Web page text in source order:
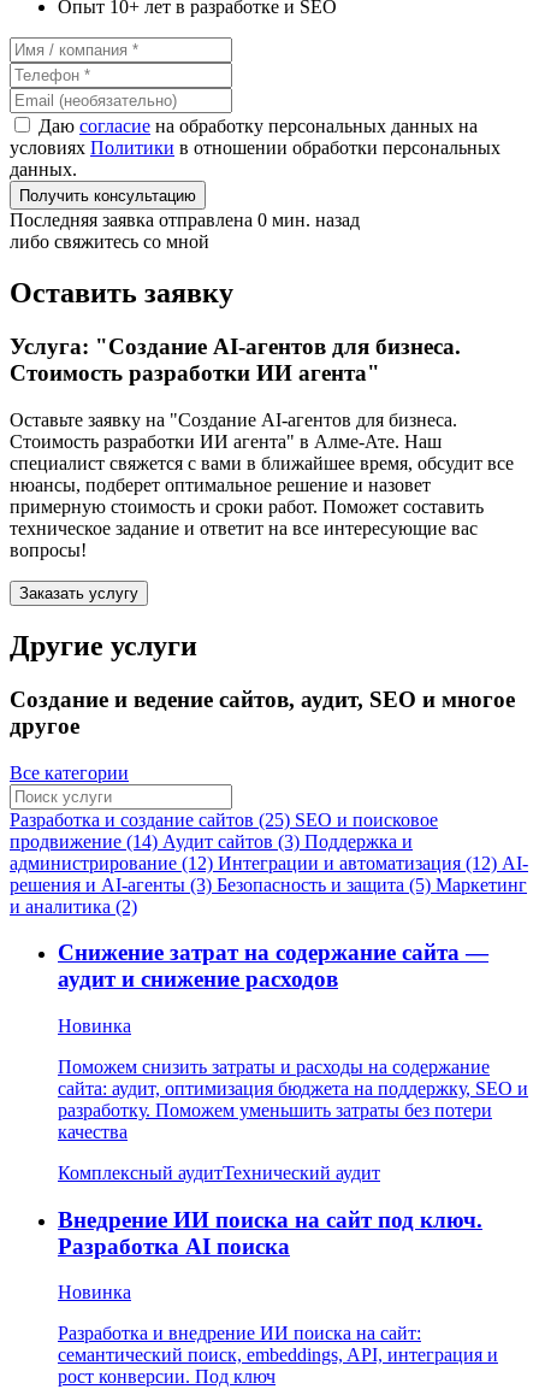
Опыт 10+ лет в разработке и SEO
Даю согласие на обработку персональных данных на
условиях Политики в отношении обработки персональных
данных.
Получить консультацию
Последняя заявка отправлена 0 мин. назад
либо свяжитесь со мной
Оставить заявку
Услуга: "Создание AI-агентов для бизнеса.
Стоимость разработки ИИ агента"
Оставьте заявку на "Создание AI-агентов для бизнеса.
Стоимость разработки ИИ агента" в Алме-Ате. Наш
специалист свяжется с вами в ближайшее время, обсудит все
нюансы, подберет оптимальное решение и назовет
примерную стоимость и сроки работ. Поможет составить
техническое задание и ответит на все интересующие вас
вопросы!
Заказать услугу
Другие услуги
Создание и ведение сайтов, аудит, SEO и многое
другое
Все категории
Разработка и создание сайтов (25) SEO и поисковое
продвижение (14) Аудит сайтов (3) Поддержка и
администрирование (12) Интеграции и автоматизация (12) AI-
решения и AI-агенты (3) Безопасность и защита (5) Маркетинг
и аналитика (2)
Снижение затрат на содержание сайта —
аудит и снижение расходов
Новинка
Поможем снизить затраты и расходы на содержание
сайта: аудит, оптимизация бюджета на поддержку, SEO и
разработку. Поможем уменьшить затраты без потери
качества
Комплексный аудитТехнический аудит
Внедрение ИИ поиска на сайт под ключ.
Разработка AI поиска
Новинка
Разработка и внедрение ИИ поиска на сайт:
семантический поиск, embeddings, API, интеграция и
рост конверсии. Под ключ